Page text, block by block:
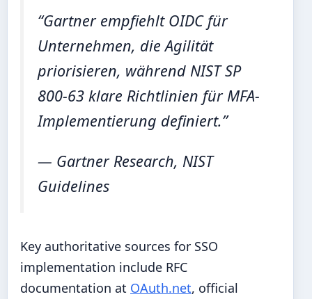
“Gartner empfiehlt OIDC für
Unternehmen, die Agilität
priorisieren, während NIST SP
800-63 klare Richtlinien für MFA-
Implementierung definiert.”
— Gartner Research, NIST
Guidelines
Key authoritative sources for SSO
implementation include RFC
documentation at OAuth.net, official